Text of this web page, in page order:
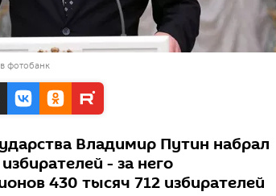
фотобанк
Владимир Путин набрал
- за него
430 тысяч 712 избирателей